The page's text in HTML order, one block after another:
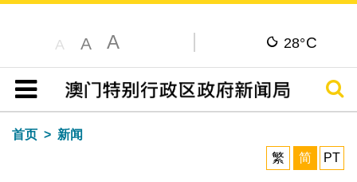
A A A 28°C
目录
搜寻
首页
新闻
繁
简 PT